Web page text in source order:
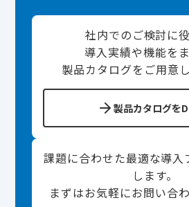
社内でのご検討に役
導入実績や機能を
製品カタログをご用意
製品カタログを
課題に合わせた最適な導入
します。
まずはお気軽にお問い合